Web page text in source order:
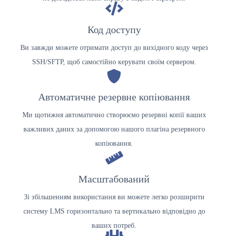
Код доступу
Ви завжди можете отримати доступ до вихідного коду через
SSH/SFTP, щоб самостійно керувати своїм сервером.
Автоматичне резервне копіювання
Ми щотижня автоматично створюємо резервні копії ваших
важливих даних за допомогою нашого плагіна резервного
копіювання.
Масштабований
Зі збільшенням використання ви можете легко розширити
систему LMS горизонтально та вертикально відповідно до
ваших потреб.